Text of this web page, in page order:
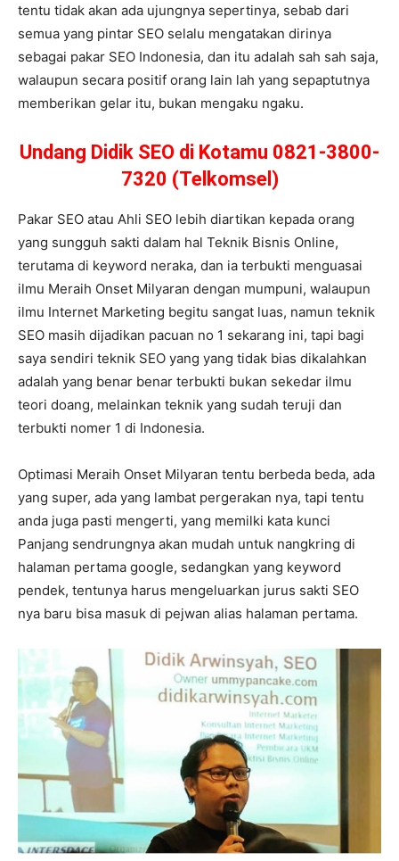
tentu tidak akan ada ujungnya sepertinya, sebab dari
semua yang pintar SEO selalu mengatakan dirinya
sebagai pakar SEO Indonesia, dan itu adalah sah sah saja,
walaupun secara positif orang lain lah yang sepaptutnya
memberikan gelar itu, bukan mengaku ngaku.
Undang Didik SEO di Kotamu 0821-3800-
7320 (Telkomsel)
Pakar SEO atau Ahli SEO lebih diartikan kepada orang
yang sungguh sakti dalam hal Teknik Bisnis Online,
terutama di keyword neraka, dan ia terbukti menguasai
ilmu Meraih Onset Milyaran dengan mumpuni, walaupun
ilmu Internet Marketing begitu sangat luas, namun teknik
SEO masih dijadikan pacuan no 1 sekarang ini, tapi bagi
saya sendiri teknik SEO yang yang tidak bias dikalahkan
adalah yang benar benar terbukti bukan sekedar ilmu
teori doang, melainkan teknik yang sudah teruji dan
terbukti nomer 1 di Indonesia.
Optimasi Meraih Onset Milyaran tentu berbeda beda, ada
yang super, ada yang lambat pergerakan nya, tapi tentu
anda juga pasti mengerti, yang memilki kata kunci
Panjang sendrungnya akan mudah untuk nangkring di
halaman pertama google, sedangkan yang keyword
pendek, tentunya harus mengeluarkan jurus sakti SEO
nya baru bisa masuk di pejwan alias halaman pertama.